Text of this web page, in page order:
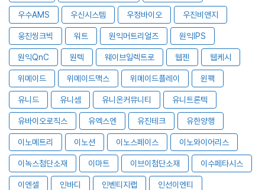
우수AMS 우신시스템 우정바이오 우진비앤지
웅진씽크빅 워트 원익머트리얼즈 원익IPS
원익QnC 원텍 웨이브일렉트로 웹젠 웹케시
위메이드 위메이드맥스 위메이드플레이 윈팩
유니드 유니셈 유니온커뮤니티 유니트론텍
유바이오로직스 유엑스엔 유진테크 유한양행
이노메트리 이노션 이노스페이스 이노와이어리스
이녹스첨단소재 이마트 이브이첨단소재 이수페타시스
이엔셀 인바디 인벤티지랩 인선이엔티